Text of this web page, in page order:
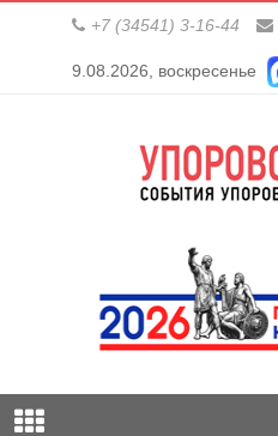
+7 (34541) 3-16-44
9.08.2026, воскресенье